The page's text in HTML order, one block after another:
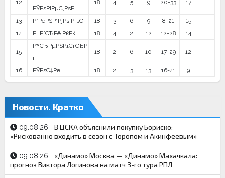
12
РЎРѕРІРµС‚РѕРІ
18 4 5 9 20-33 17
13 Р”РёРЅР°РјРѕ РњС… 18 3 6 9 8-21
15
14
РџР°СЂРё РќРќ 18 4 2 12 12-28 14
15
РћСЂРµРЅР±СѓСЂР
і
18 2 6 10 17-29 12
16 РЎРѕС‡Рё 18 2 3 13 16-41 9
Новости. Кратко
09.08.26
В ЦСКА объяснили покупку Бориско:
«Рискованно входить в сезон с Торопом и Акинфеевым»
09.08.26
«Динамо» Москва — «Динамо» Махачкала:
прогноз Виктора Логинова на матч 3-го тура РПЛ